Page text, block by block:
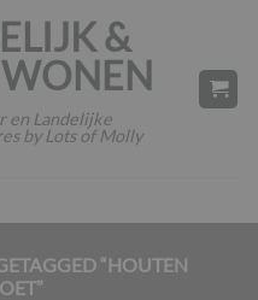
&
en Landelijke
by Lots of Molly
“HOUTEN